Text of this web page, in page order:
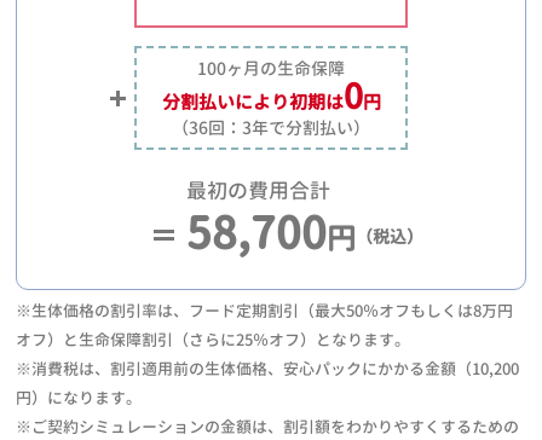
100ヶ月の生命保障
分割払いにより初期は0円
（36回：3年で分割払い）
最初の費用合計
58,700円 （税込）
※生体価格の割引率は、フード定期割引（最大50％オフもしくは8万円
オフ）と生命保障割引（さらに25％オフ）となります。
※消費税は、割引適用前の生体価格、安心パックにかかる金額（10,200
円）になります。
※ご契約シミュレーションの金額は、割引額をわかりやすくするための